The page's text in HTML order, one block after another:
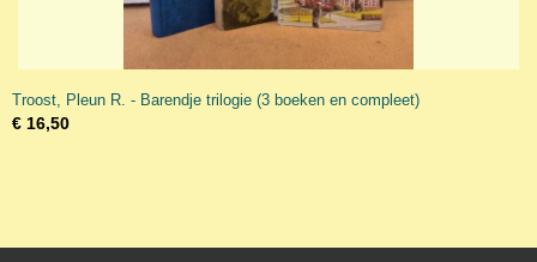
Troost, Pleun R. - Barendje trilogie (3 boeken en compleet)
€ 16,50